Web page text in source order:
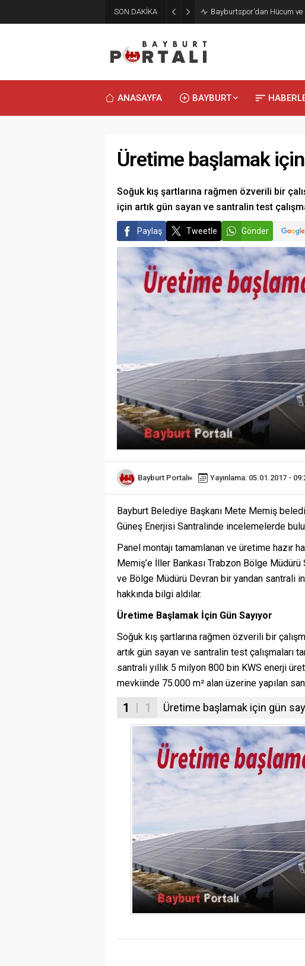
SON DAKİKA Bayburt’ta Minik
ANASAYFA BAYBURT
Üretime başlamak
Soğuk kış şartlarına rağmen özverili bir
için artık gün sayan ve santralin test
Paylaş Tweetle Gönder
Bayburt Portalı Yayınlama: 05.01.2017 -
Bayburt Belediye Başkanı Mete Memiş
Güneş Enerjisi Santralinde incelemelerde
Panel montajı tamamlanan ve üretime hazır
Memiş’e İller Bankası Trabzon Bölge
ve Bölge Müdürü Devran bir yandan santrali
hakkında bilgi aldılar.
Üretime Başlamak İçin Gün Sayıyor
Soğuk kış şartlarına rağmen özverili bir
artık gün sayan ve santralin test çalışmaları
santrali yıllık 5 milyon 800 bin KWS enerji
mevkiinde 75.000 m² alan üzerine yapılan
1 | 1 Üretime başlamak için gün